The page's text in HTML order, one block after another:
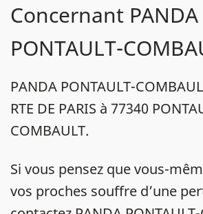
Concernant PANDA
PONTAULT-
PANDA PONTAULT-
RTE DE PARIS à 77340
COMBAULT.
Si vous pensez que vous-
vos proches souffre d’une